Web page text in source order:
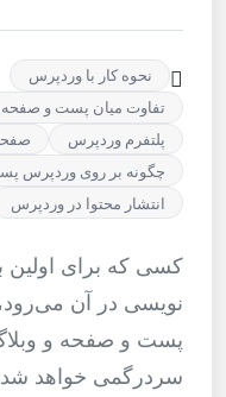
نحوه کار با وردپرس
تفاوت میان پست و
پلتفرم وردپرس
چگونه بر روی وردپرس
انتشار محتوا در وردپرس
کسی که برای اولین
نویسی در آن می‌رود،
پست و صفحه و
سردرگمی خواهد